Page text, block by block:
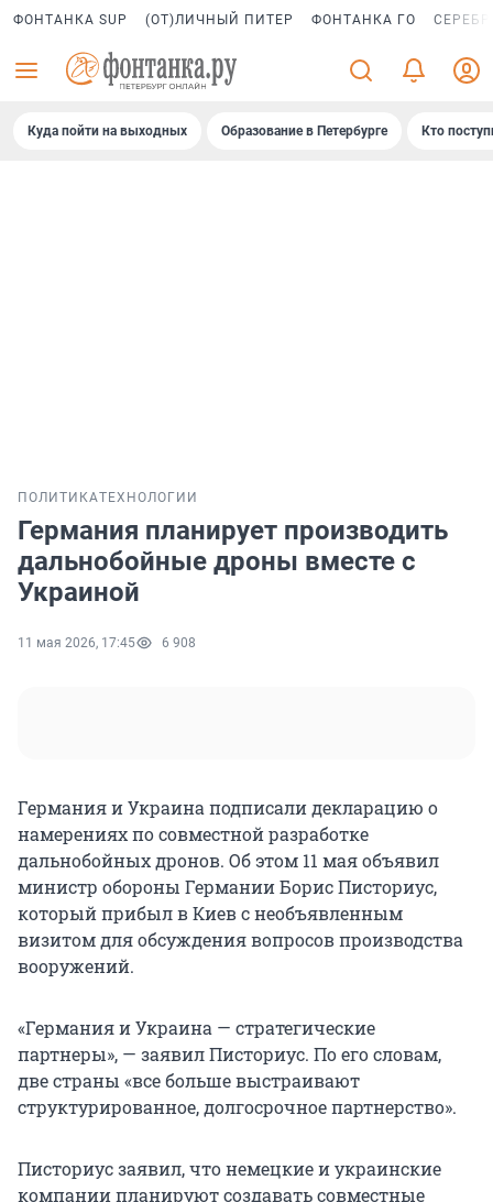
ФОНТАНКА SUP (ОТ)ЛИЧНЫЙ ПИТЕР ФОНТАНКА ГО
Куда пойти на выходных Образование в Петербурге Кто
ПОЛИТИКАТЕХНОЛОГИИ
Германия планирует производить
дальнобойные дроны вместе с
Украиной
11 мая 2026, 17:45 6 908
Германия и Украина подписали декларацию о
намерениях по совместной разработке
дальнобойных дронов. Об этом 11 мая объявил
министр обороны Германии Борис Писториус,
который прибыл в Киев с необъявленным
визитом для обсуждения вопросов производства
вооружений.
«Германия и Украина — стратегические
партнеры», — заявил Писториус. По его словам,
две страны «все больше выстраивают
структурированное, долгосрочное партнерство».
Писториус заявил, что немецкие и украинские
компании планируют создавать совместные